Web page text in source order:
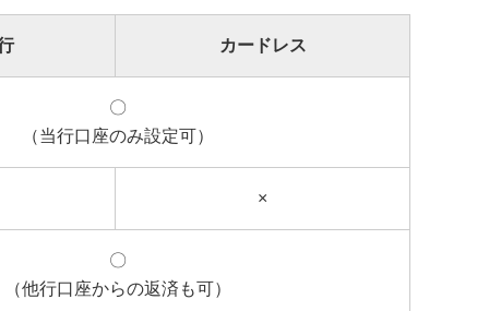
カードレス
〇
（当行口座のみ設定可）
×
〇
（他行口座からの返済も可）